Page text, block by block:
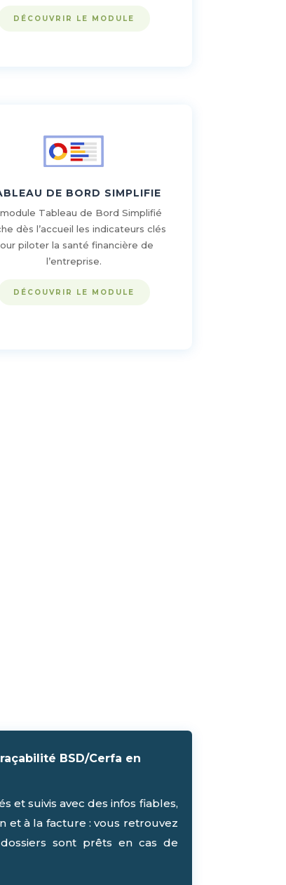
DÉCOUVRIR LE MODULE
DE BORD SIMPLIFIE
Tableau de Bord Simplifié
dès l’accueil les indicateurs clés
piloter la santé financière de
l’entreprise.
DÉCOUVRIR LE MODULE
BSD/Cerfa en
et suivis avec des infos fiables,
et à la facture : vous retrouvez
sont prêts en cas de